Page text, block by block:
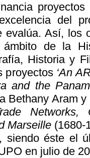
del
evalúa. Así, los
de la
Historia y
proyectos ‘An
and the
Bethany Aram y
Networks,
Marseille (1680-
siendo éste el
en julio de